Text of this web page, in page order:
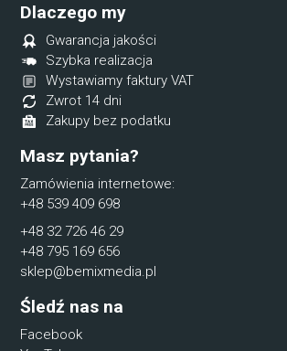
Dlaczego my
Gwarancja jakości
Szybka realizacja
Wystawiamy faktury VAT
Zwrot 14 dni
Zakupy bez podatku
Masz pytania?
Zamówienia internetowe:
+48 539 409 698
+48 32 726 46 29
+48 795 169 656
sklep@bemixmedia.pl
Śledź nas na
Facebook